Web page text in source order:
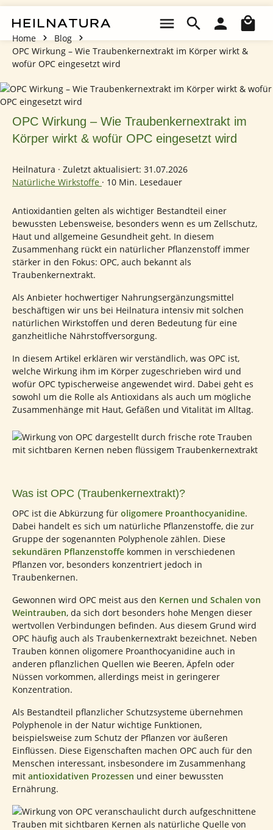
Home
Blog
OPC Wirkung – Wie Traubenkernextrakt im Körper wirkt &
wofür OPC eingesetzt wird
OPC Wirkung – Wie Traubenkernextrakt im
Körper wirkt & wofür OPC eingesetzt wird
Heilnatura · Zuletzt aktualisiert: 31.07.2026
Natürliche Wirkstoffe · 10 Min. Lesedauer
Antioxidantien gelten als wichtiger Bestandteil einer
bewussten Lebensweise, besonders wenn es um Zellschutz,
Haut und allgemeine Gesundheit geht. In diesem
Zusammenhang rückt ein natürlicher Pflanzenstoff immer
stärker in den Fokus: OPC, auch bekannt als
Traubenkernextrakt.
Als Anbieter hochwertiger Nahrungsergänzungsmittel
beschäftigen wir uns bei Heilnatura intensiv mit solchen
natürlichen Wirkstoffen und deren Bedeutung für eine
ganzheitliche Nährstoffversorgung.
In diesem Artikel erklären wir verständlich, was OPC ist,
welche Wirkung ihm im Körper zugeschrieben wird und
wofür OPC typischerweise angewendet wird. Dabei geht es
sowohl um die Rolle als Antioxidans als auch um mögliche
Zusammenhänge mit Haut, Gefäßen und Vitalität im Alltag.
Was ist OPC (Traubenkernextrakt)?
OPC ist die Abkürzung für oligomere Proanthocyanidine.
Dabei handelt es sich um natürliche Pflanzenstoffe, die zur
Gruppe der sogenannten Polyphenole zählen. Diese
sekundären Pflanzenstoffe kommen in verschiedenen
Pflanzen vor, besonders konzentriert jedoch in
Traubenkernen.
Gewonnen wird OPC meist aus den Kernen und Schalen von
Weintrauben, da sich dort besonders hohe Mengen dieser
wertvollen Verbindungen befinden. Aus diesem Grund wird
OPC häufig auch als Traubenkernextrakt bezeichnet. Neben
Trauben können oligomere Proanthocyanidine auch in
anderen pflanzlichen Quellen wie Beeren, Äpfeln oder
Nüssen vorkommen, allerdings meist in geringerer
Konzentration.
Als Bestandteil pflanzlicher Schutzsysteme übernehmen
Polyphenole in der Natur wichtige Funktionen,
beispielsweise zum Schutz der Pflanzen vor äußeren
Einflüssen. Diese Eigenschaften machen OPC auch für den
Menschen interessant, insbesondere im Zusammenhang
mit antioxidativen Prozessen und einer bewussten
Ernährung.